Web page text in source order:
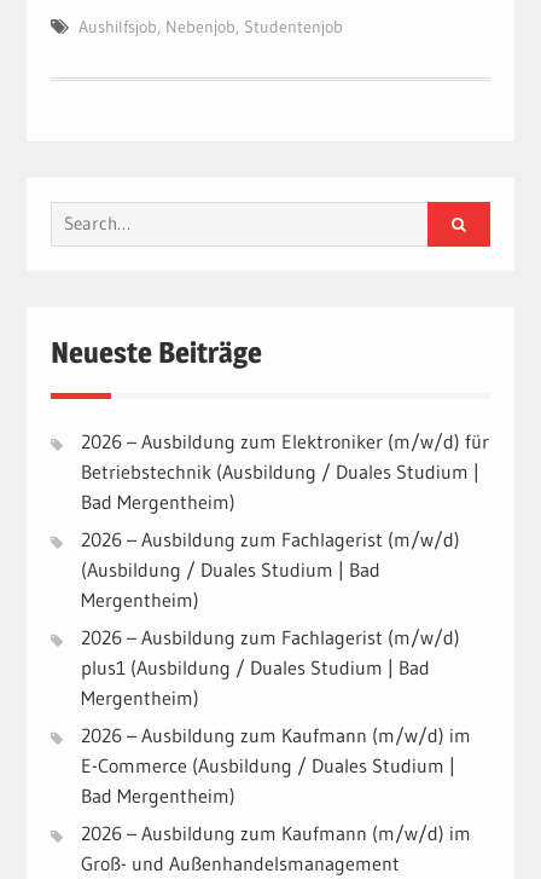
Aushilfsjob, Nebenjob, Studentenjob
Search
for:
Neueste Beiträge
2026 – Ausbildung zum Elektroniker (m/w/d) für
Betriebstechnik (Ausbildung / Duales Studium |
Bad Mergentheim)
2026 – Ausbildung zum Fachlagerist (m/w/d)
(Ausbildung / Duales Studium | Bad
Mergentheim)
2026 – Ausbildung zum Fachlagerist (m/w/d)
plus1 (Ausbildung / Duales Studium | Bad
Mergentheim)
2026 – Ausbildung zum Kaufmann (m/w/d) im
E-Commerce (Ausbildung / Duales Studium |
Bad Mergentheim)
2026 – Ausbildung zum Kaufmann (m/w/d) im
Groß- und Außenhandelsmanagement